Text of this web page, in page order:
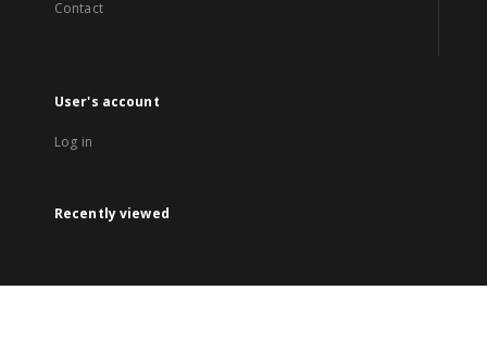
Contact
User's account
Log in
Recently viewed